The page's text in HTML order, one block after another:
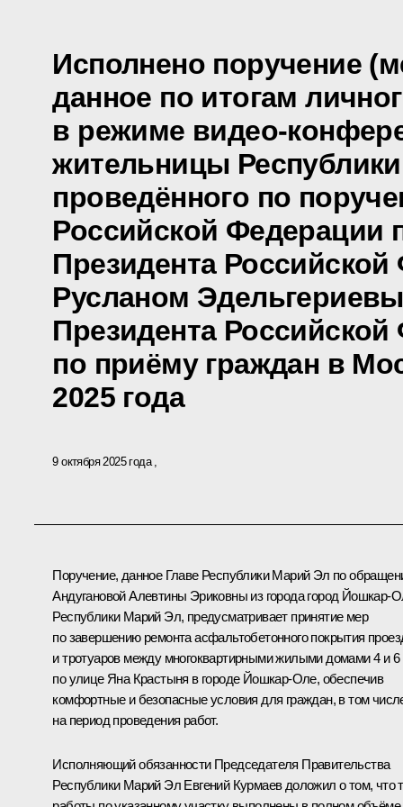
Исполнено поручение
данное по итогам
в режиме видео-
жительницы
проведённого по
Российской Федерации
Президента
Русланом
Президента
по приёму граждан в
2025 года
9 октября 2025 года
Поручение, данное Главе Республики Марий Эл по
Андугановой Алевтины Эриковны из города город Йошкар-
Республики Марий Эл, предусматривает принятие мер
по завершению ремонта асфальтобетонного покрытия
и тротуаров между многоквартирными жилыми домами 4 и 6
по улице Яна Крастыня в городе Йошкар-Оле, обеспечив
комфортные и безопасные условия для граждан, в том
на период проведения работ.
Исполняющий обязанности Председателя Правительства
Республики Марий Эл Евгений Курмаев доложил о том, что